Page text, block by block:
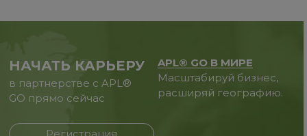
НАЧАТЬ КАРЬЕРУ
в партнерстве с APL®
GO прямо сейчас
APL® GO В МИРЕ
Масштабируй бизнес,
расширяй географию.